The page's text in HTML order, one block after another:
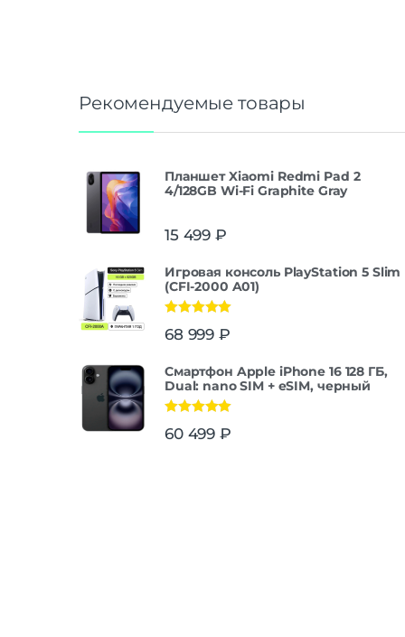
Рекомендуемые товары
Планшет Xiaomi Redmi Pad 2
4/128GB Wi-Fi Graphite Gray
15 499 ₽
Игровая консоль PlayStation 5 Slim
(CFI-2000 A01)
из 5
68 999 ₽
Смартфон Apple iPhone 16 128 ГБ,
Dual: nano SIM + eSIM, черный
из 5
60 499 ₽